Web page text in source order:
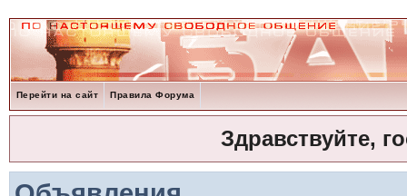
Перейти на сайт Правила Форума
Здравствуйте,